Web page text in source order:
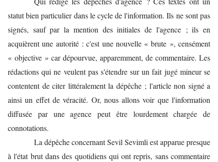
statut bien particulier dans le cycle de l'information. Ils ne sont pas
signés, sauf par la mention des initiales de l'agence ; ils en
acquièrent une autorité : c'est une nouvelle « brute », censément
« objective » car dépourvue, apparemment, de commentaire. Les
rédactions qui ne veulent pas s'étendre sur un fait jugé mineur se
contentent de citer littéralement la dépêche ; l'article non signé a
ainsi un effet de véracité. Or, nous allons voir que l'information
diffusée par une agence peut être lourdement chargée de
connotations.
La dépêche concernant Sevil Sevimli est apparue presque
à l'état brut dans des quotidiens qui ont repris, sans commentaire